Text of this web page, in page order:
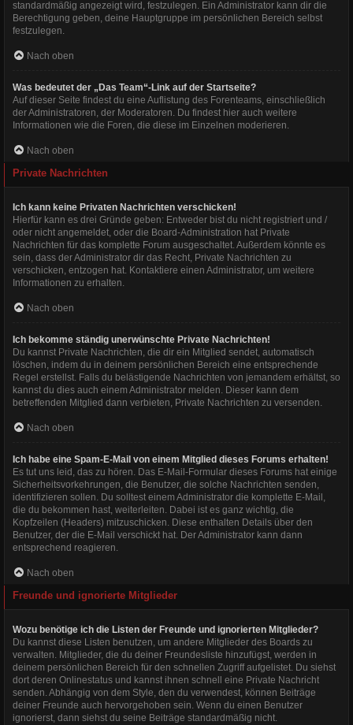
standardmäßig angezeigt wird, festzulegen. Ein Administrator kann dir die
Berechtigung geben, deine Hauptgruppe im persönlichen Bereich selbst
festzulegen.
Nach oben
Was bedeutet der „Das Team“-Link auf der Startseite?
Auf dieser Seite findest du eine Auflistung des Forenteams, einschließlich
der Administratoren, der Moderatoren. Du findest hier auch weitere
Informationen wie die Foren, die diese im Einzelnen moderieren.
Nach oben
Private Nachrichten
Ich kann keine Privaten Nachrichten verschicken!
Hierfür kann es drei Gründe geben: Entweder bist du nicht registriert und /
oder nicht angemeldet, oder die Board-Administration hat Private
Nachrichten für das komplette Forum ausgeschaltet. Außerdem könnte es
sein, dass der Administrator dir das Recht, Private Nachrichten zu
verschicken, entzogen hat. Kontaktiere einen Administrator, um weitere
Informationen zu erhalten.
Nach oben
Ich bekomme ständig unerwünschte Private Nachrichten!
Du kannst Private Nachrichten, die dir ein Mitglied sendet, automatisch
löschen, indem du in deinem persönlichen Bereich eine entsprechende
Regel erstellst. Falls du belästigende Nachrichten von jemandem erhältst, so
kannst du dies auch einem Administrator melden. Dieser kann dem
betreffenden Mitglied dann verbieten, Private Nachrichten zu versenden.
Nach oben
Ich habe eine Spam-E-Mail von einem Mitglied dieses Forums erhalten!
Es tut uns leid, das zu hören. Das E-Mail-Formular dieses Forums hat einige
Sicherheitsvorkehrungen, die Benutzer, die solche Nachrichten senden,
identifizieren sollen. Du solltest einem Administrator die komplette E-Mail,
die du bekommen hast, weiterleiten. Dabei ist es ganz wichtig, die
Kopfzeilen (Headers) mitzuschicken. Diese enthalten Details über den
Benutzer, der die E-Mail verschickt hat. Der Administrator kann dann
entsprechend reagieren.
Nach oben
Freunde und ignorierte Mitglieder
Wozu benötige ich die Listen der Freunde und ignorierten Mitglieder?
Du kannst diese Listen benutzen, um andere Mitglieder des Boards zu
verwalten. Mitglieder, die du deiner Freundesliste hinzufügst, werden in
deinem persönlichen Bereich für den schnellen Zugriff aufgelistet. Du siehst
dort deren Onlinestatus und kannst ihnen schnell eine Private Nachricht
senden. Abhängig von dem Style, den du verwendest, können Beiträge
deiner Freunde auch hervorgehoben sein. Wenn du einen Benutzer
ignorierst, dann siehst du seine Beiträge standardmäßig nicht.